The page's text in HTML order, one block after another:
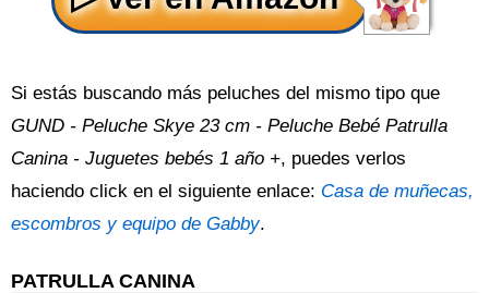
Si estás buscando más peluches del mismo tipo que
GUND - Peluche Skye 23 cm - Peluche Bebé Patrulla
Canina - Juguetes bebés 1 año +, puedes verlos
haciendo click en el siguiente enlace: Casa de muñecas,
escombros y equipo de Gabby.
PATRULLA CANINA